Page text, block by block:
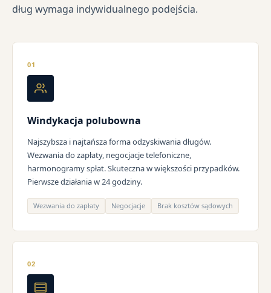
dług wymaga indywidualnego podejścia.
01
Windykacja polubowna
Najszybsza i najtańsza forma odzyskiwania długów.
Wezwania do zapłaty, negocjacje telefoniczne,
harmonogramy spłat. Skuteczna w większości przypadków.
Pierwsze działania w 24 godziny.
Wezwania do zapłaty Negocjacje Brak kosztów sądowych
02